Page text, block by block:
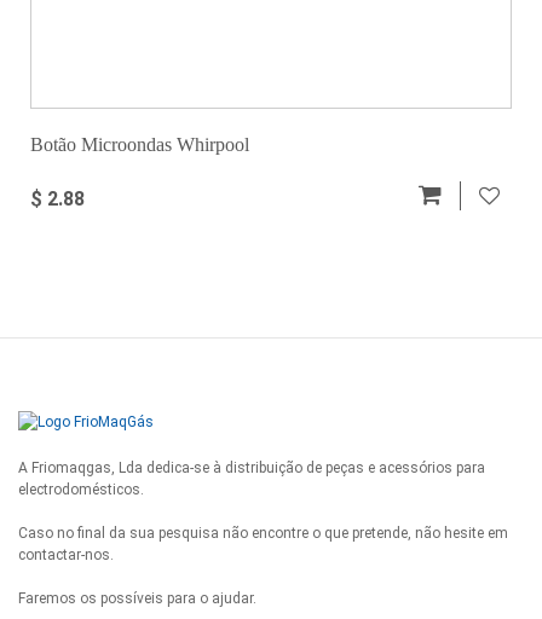
Botão Microondas Whirpool
$ 2.88
A Friomaqgas, Lda dedica-se à distribuição de peças e acessórios para
electrodomésticos.
Caso no final da sua pesquisa não encontre o que pretende, não hesite em
contactar-nos.
Faremos os possíveis para o ajudar.